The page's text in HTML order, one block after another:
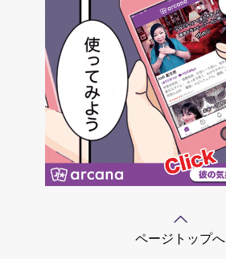
ページトップへ